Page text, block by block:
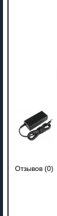
Отзывов (0)